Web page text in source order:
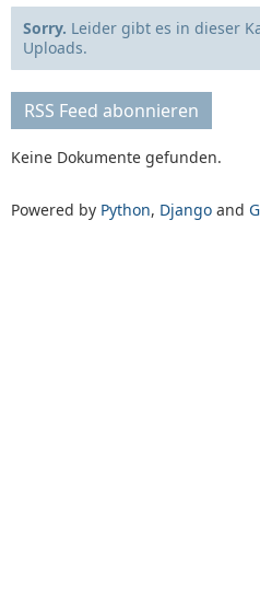
Sorry. Leider gibt es in dieser
Uploads.
RSS Feed abonnieren
Keine Dokumente gefunden.
Powered by Python, Django and